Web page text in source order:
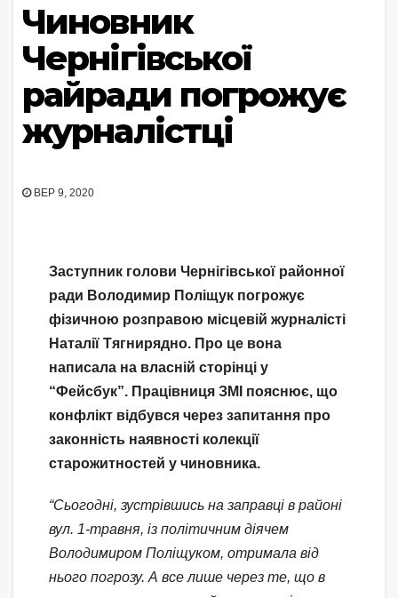
Чиновник
Чернігівської
райради погрожує
журналістці
ВЕР 9, 2020
Заступник голови Чернігівської районної
ради Володимир Поліщук погрожує
фізичною розправою місцевій журналісті
Наталії Тягнирядно. Про це вона
написала на власній сторінці у
“Фейсбук”. Працівниця ЗМІ пояснює, що
конфлікт відбувся через запитання про
законність наявності колекції
старожитностей у чиновника.
“Сьогодні, зустрівшись на заправці в районі
вул. 1-травня, із політичним діячем
Володимиром Поліщуком, отримала від
нього погрозу. А все лише через те, що в